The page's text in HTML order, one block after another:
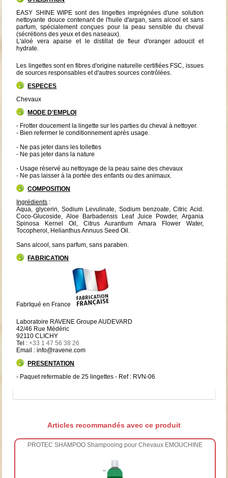
EASY SHINE WIPE sont des lingettes imprégnées d'une solution
nettoyante douce contenant de l'huile d'argan, sans alcool et sans
parfum, spécialement conçues pour la peau sensible du cheval
(sécrétions des yeux et des naseaux).
L'aloé vera apaise et le distillat de fleur d'oranger adoucit et
hydrate.
Les lingettes sont en fibres d'origine naturelle certifiées FSC, issues
de sources responsables et d'autres sources contrôlées.
ESPECES
Chevaux
MODE D'EMPLOI
- Frotter doucement la lingette sur les parties du cheval à nettoyer.
- Bien refermer le conditionnement après usage.
- Ne pas jeter dans les toilettes
- Ne pas jeter dans la nature
- Usage réservé au nettoyage de la peau saine des chevaux
- Ne pas laisser à la portée des enfants ou des animaux.
COMPOSITION
Ingrédients :
Aqua, glycerin, Sodium Levulinate, Sodium benzoate, Citric Acid.
Coco-Glucoside, Aloe Barbadensis Leaf Juice Powder, Argania
Spinosa Kernel Oil, Citrus Aurantium Amara Flower Water,
Tocopherol, Helianthus Annuus Seed Oil.
Sans alcool, sans parfum, sans paraben.
FABRICATION
FabrIqué en France
Laboratoire RAVENE Groupe AUDEVARD
42/46 Rue Médéric
92110 CLICHY
Tel :+33 1 47 56 38 26
Email : info@ravene.com
PRESENTATION
- Paquet refermable de 25 lingettes - Ref : RVN-06
Articles recommandés avec ce produit
PROTEC SHAMPOO Shampooing pour Chevaux EMOUCHINE